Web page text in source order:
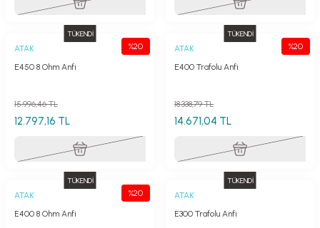
TÜKENDİ
%20
ATAK
E450 8 Ohm Anfi
12.797,16 TL
15.996,46 TL
TÜKENDİ
%20
ATAK
E400 Trafolu Anfi
14.671,04 TL
18.338,79 TL
TÜKENDİ
%20
ATAK
E400 8 Ohm Anfi
TÜKENDİ
ATAK
E300 Trafolu Anfi